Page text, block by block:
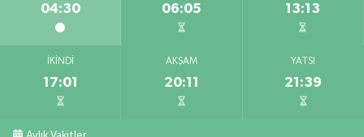
Cumhuriyet Mahallesi, Uğur Mumcu Caddesi No:134 A Merkez Uşak
Serkan Eczanesi
Kurtuluş Mahallesi, Hakkı Yağcı Caddesi No:7 B Merkez Uşak
04:30 06:05 13:13
İKINDI
17:01
AKŞAM
20:11
YATSI
21:39